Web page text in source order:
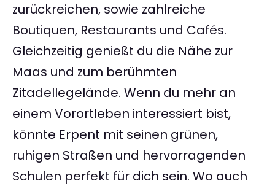
zurückreichen, sowie zahlreiche
Boutiquen, Restaurants und Cafés.
Gleichzeitig genießt du die Nähe zur
Maas und zum berühmten
Zitadellegelände. Wenn du mehr an
einem Vorortleben interessiert bist,
könnte Erpent mit seinen grünen,
ruhigen Straßen und hervorragenden
Schulen perfekt für dich sein. Wo auch